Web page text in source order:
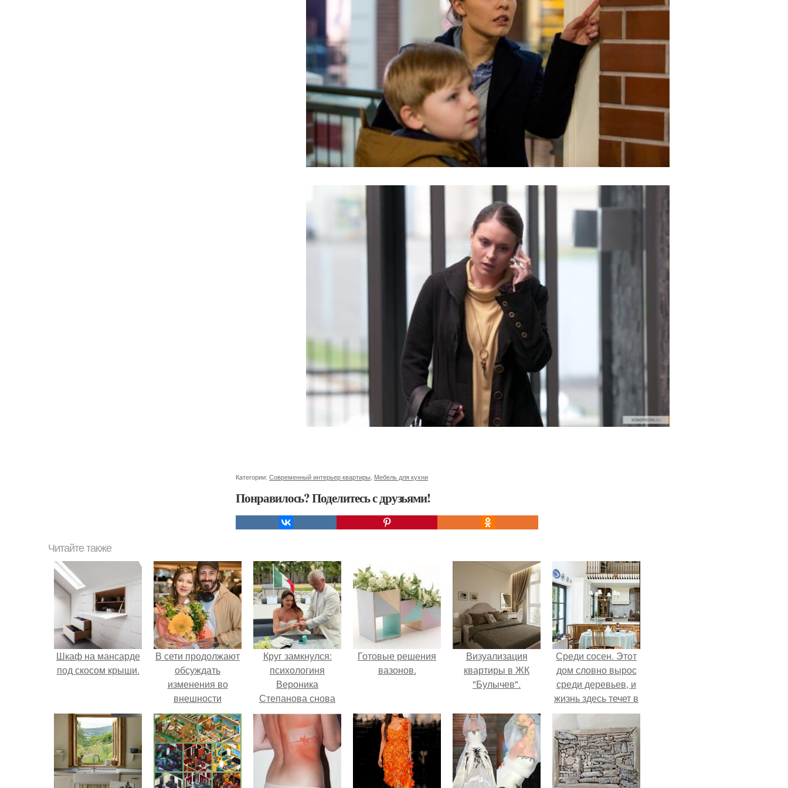
Категории: Современный интерьер квартиры Мебель для кухни
Понравилось? Поделитесь с друзьями!
Читайте также
Шкаф на мансарде
под скосом крыши.
В сети продолжают
обсуждать
изменения во
внешности
актрисы.
Круг замкнулся:
психологиня
Вероника
Степанова снова
вышла замуж за
собственного
бывшего мужа.
Готовые решения
вазонов.
Визуализация
квартиры в ЖК
"Булычев".
Среди сосен. Этот
дом словно вырос
среди деревьев, и
жизнь здесь течет в
собственном ритме
- спокойно, без
спешки и лишнего
шума.